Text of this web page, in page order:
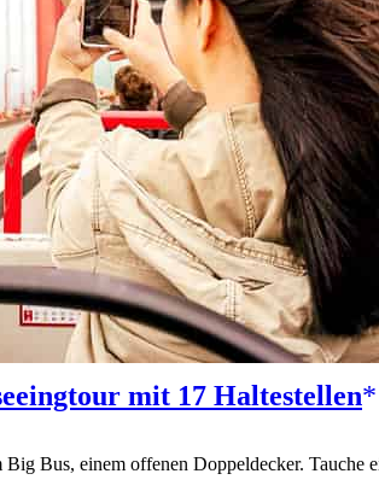
mit 17 Haltestellen
Bus, einem offenen Doppeldecker.